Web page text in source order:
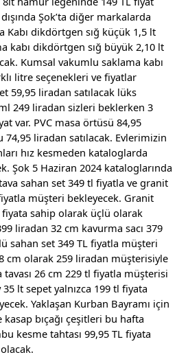
Şok’ta diğer markalarda
Kabı dikdörtgen sığ küçük 1,5 lt
kabı dikdörtgen sığ büyük 2,10 lt
Kumsal vakumlu saklama kabı
litre seçenekleri ve fiyatlar
59,95 liradan satılacak lüks
249 liradan sizleri beklerken 3
var. PVC masa örtüsü 84,95
liradan satılacak. Evlerimizin
hız kesmeden kataloglarda
Şok 5 Haziran 2024 kataloglarında
sahan set 349 tl fiyatla ve granit
müşteri bekleyecek. Granit
sahip olarak üçlü olarak
liradan 32 cm kavurma sacı 379
sahan set 349 TL fiyatla müşteri
cm olarak 259 liradan müşterisiyle
tavası 26 cm 229 tl fiyatla müşterisi
35 lt sepet yalnızca 199 tl fiyata
Yaklaşan Kurban Bayramı için
kasap bıçağı çeşitleri bu hafta
kesme tahtası 99,95 TL fiyata